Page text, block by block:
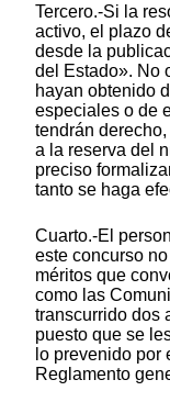
Tercero.-Si la
activo, el plazo
desde la
del Estado». No
hayan obtenido
especiales o de
tendrán
a la reserva del
preciso
tanto se haga
Cuarto.-El
este concurso
méritos que
como las
transcurrido dos
puesto que se
lo prevenido por
Reglamento